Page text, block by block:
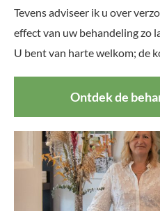
Tevens adviseer ik u over
effect van uw behandeling zo
U bent van harte welkom; de
Ontdek de